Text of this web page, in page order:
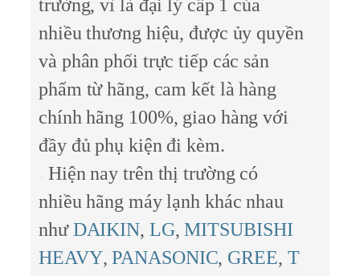
trường, vì là đại lý cấp 1 của
nhiều thương hiệu, được ủy quyền
và phân phối trực tiếp các sản
phẩm từ hãng, cam kết là hàng
chính hãng 100%, giao hàng với
đầy đủ phụ kiện đi kèm.
Hiện nay trên thị trường có
nhiều hãng máy lạnh khác nhau
như DAIKIN, LG, MITSUBISHI
HEAVY, PANASONIC, GREE, T